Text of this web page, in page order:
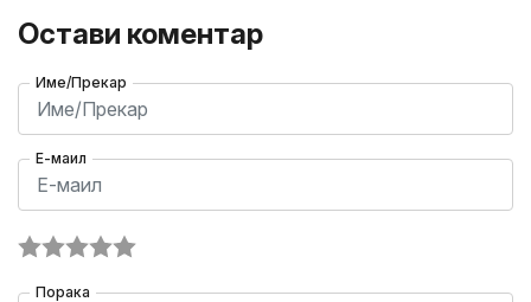
Остави коментар
Име/Прекар
Е-маил
Порака